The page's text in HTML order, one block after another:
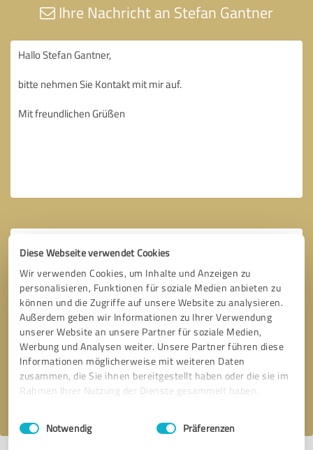
Diese Webseite verwendet Cookies
Wir verwenden Cookies, um Inhalte und Anzeigen zu
personalisieren, Funktionen für soziale Medien anbieten zu
können und die Zugriffe auf unsere Website zu analysieren.
Außerdem geben wir Informationen zu Ihrer Verwendung
unserer Website an unsere Partner für soziale Medien,
Werbung und Analysen weiter. Unsere Partner führen diese
Informationen möglicherweise mit weiteren Daten
zusammen, die Sie ihnen bereitgestellt haben oder die sie im
Rahmen Ihrer Nutzung der Dienste gesammelt haben.
Impressum Datenschutzbestimmungen
Einwilligungsauswahl
Notwendig Präferenzen
Ihre Nachricht an Stefan Gantner
Bitte um Rückruf * Erforderliche Angaben
Nachricht senden
Ich stimme den Datenschutzbestimmungen zu.